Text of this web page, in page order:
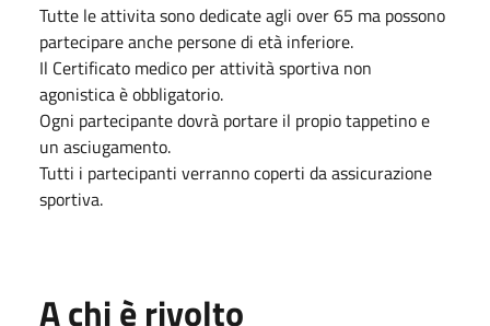
Tutte le attivita sono dedicate agli over 65 ma possono
partecipare anche persone di età inferiore.
Il Certificato medico per attività sportiva non
agonistica è obbligatorio.
Ogni partecipante dovrà portare il propio tappetino e
un asciugamento.
Tutti i partecipanti verranno coperti da assicurazione
sportiva.
A chi è rivolto